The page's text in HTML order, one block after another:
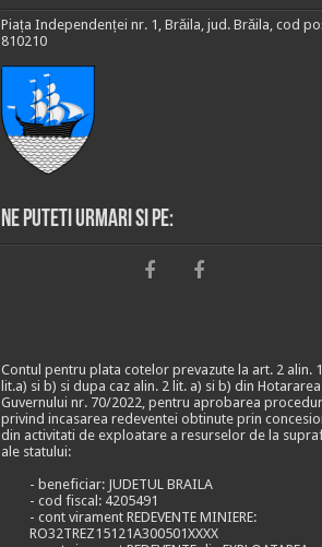
Piața Independenței nr. 1, Brăila, jud. Brăila, cod
810210
Ne puteti urmari si pe:
Contul pentru plata cotelor prevazute la art. 2 alin. 1
lit.a) si b) si dupa caz alin. 2 lit. a) si b) din Hotararea
Guvernului nr. 70/2022, pentru aprobarea
privind incasarea redeventei obtinute prin
din activitati de exploatare a resurselor de la
ale statului:
- beneficiar: JUDETUL BRAILA
- cod fiscal: 4205491
- cont virament REDEVENTE MINIERE:
RO32TREZ15121A300501XXXX